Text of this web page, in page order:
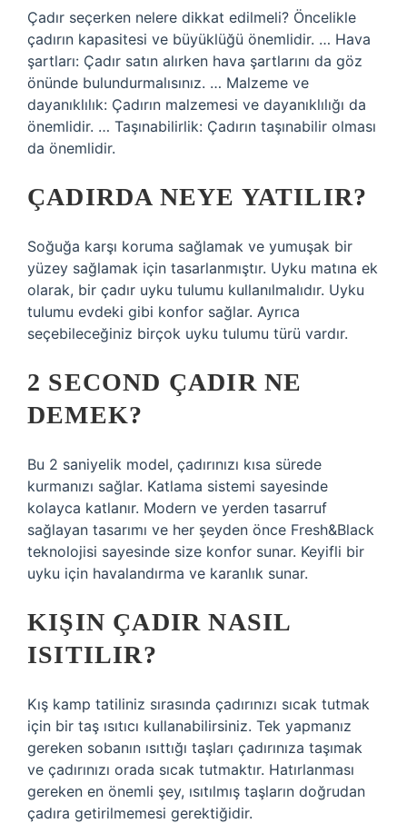
Çadır seçerken nelere dikkat edilmeli? Öncelikle
çadırın kapasitesi ve büyüklüğü önemlidir. … Hava
şartları: Çadır satın alırken hava şartlarını da göz
önünde bulundurmalısınız. … Malzeme ve
dayanıklılık: Çadırın malzemesi ve dayanıklılığı da
önemlidir. … Taşınabilirlik: Çadırın taşınabilir olması
da önemlidir.
ÇADIRDA NEYE YATILIR?
Soğuğa karşı koruma sağlamak ve yumuşak bir
yüzey sağlamak için tasarlanmıştır. Uyku matına ek
olarak, bir çadır uyku tulumu kullanılmalıdır. Uyku
tulumu evdeki gibi konfor sağlar. Ayrıca
seçebileceğiniz birçok uyku tulumu türü vardır.
2 SECOND ÇADIR NE
DEMEK?
Bu 2 saniyelik model, çadırınızı kısa sürede
kurmanızı sağlar. Katlama sistemi sayesinde
kolayca katlanır. Modern ve yerden tasarruf
sağlayan tasarımı ve her şeyden önce Fresh&Black
teknolojisi sayesinde size konfor sunar. Keyifli bir
uyku için havalandırma ve karanlık sunar.
KIŞIN ÇADIR NASIL
ISITILIR?
Kış kamp tatiliniz sırasında çadırınızı sıcak tutmak
için bir taş ısıtıcı kullanabilirsiniz. Tek yapmanız
gereken sobanın ısıttığı taşları çadırınıza taşımak
ve çadırınızı orada sıcak tutmaktır. Hatırlanması
gereken en önemli şey, ısıtılmış taşların doğrudan
çadıra getirilmemesi gerektiğidir.